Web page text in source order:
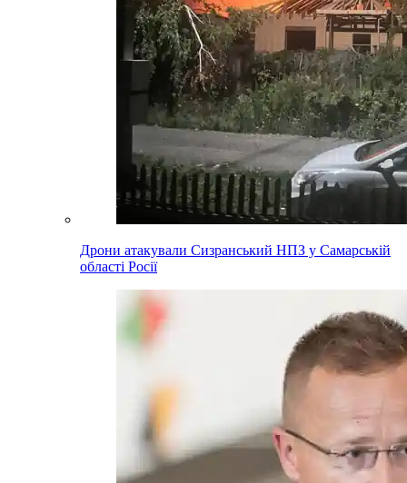
Дрони атакували Сизранський НПЗ у Самарській
області Росії